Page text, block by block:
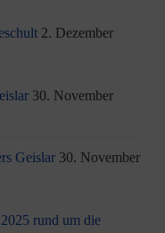
2. Dezember
30. November
Geislar 30. November
rund um die